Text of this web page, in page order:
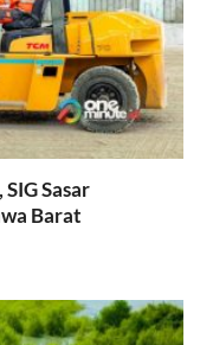
Sasar
Barat